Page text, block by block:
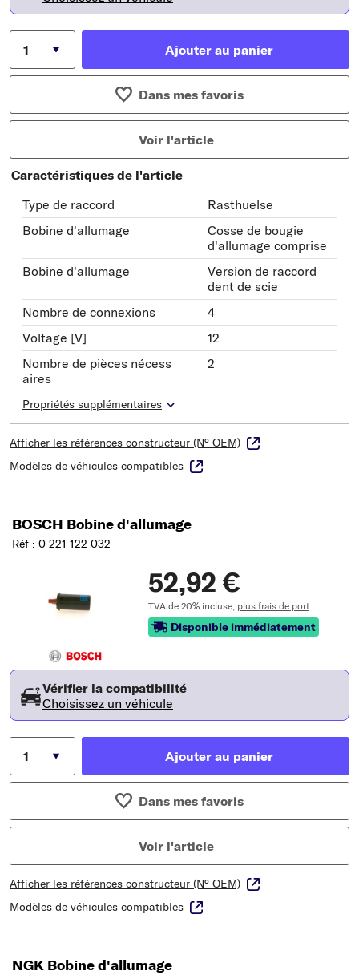
Ajouter au panier
Dans mes favoris
Voir l'article
Caractéristiques de l'article
Type de raccord
Rasthuelse
Bobine d'allumage
Cosse de bougie
d'allumage comprise
Bobine d'allumage
Version de raccord
dent de scie
Nombre de connexions
4
Voltage [V]
12
Nombre de pièces nécess
aires
2
Propriétés supplémentaires
Afficher les références constructeur (N° OEM)
Modèles de véhicules compatibles
BOSCH Bobine d'allumage
Réf : 0 221 122 032
52,92 €
TVA de 20% incluse, plus frais de port
Disponible immédiatement
Vérifier la compatibilité
Choisissez un véhicule
Ajouter au panier
Dans mes favoris
Voir l'article
Afficher les références constructeur (N° OEM)
Modèles de véhicules compatibles
NGK Bobine d'allumage